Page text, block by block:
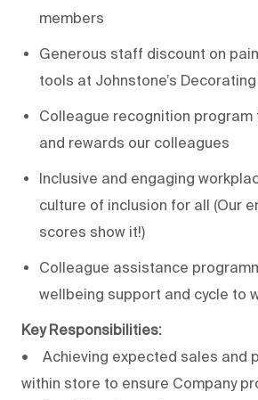
members
Generous staff discount on
tools at Johnstone’s
Colleague recognition
and rewards our colleagues
Inclusive and engaging
culture of inclusion for all (Our
scores show it!)
Colleague assistance
wellbeing support and cycle to
Key Responsibilities:
• Achieving expected sales and
within store to ensure Company